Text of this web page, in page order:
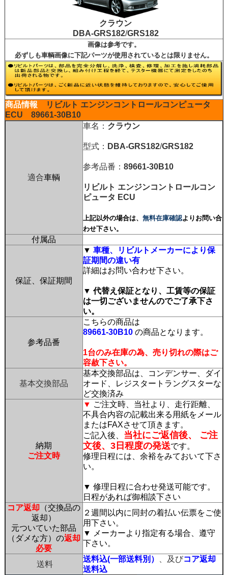
クラウン
DBA-GRS182/GRS182
画像は参考です。
必ずしも車輌画像に下記パーツが使用されているとは限りません。
商品情報
リビルト エンジンコントロールコンピュータ
ECU
89661-30B10
適合車輌
車名： クラウン
型式： DBA-GRS182/GRS182
参考品番： 89661-30B10
リビルト エンジンコントロールコン
ピュータ ECU
上記以外の場合は、 無料在庫確認よりお問い合
わせ下さい。
付属品
保証、保証期間
▼ 車種、リビルトメーカーにより保
証期間の違い有
詳細はお問い合わせ下さい。
▼ 代替え保証となり、工賃等の保証
は一切ございませんのでご了承下さ
い。
参考品番
こちらの商品は
89661-30B10の商品となります。
1台のみ在庫の為、売り切れの際はご
容赦下さい。
基本交換部品
基本交換部品は、コンデンサー、ダイ
オード、レジスタートラングスターな
ど交換済み
納期
ご注文時
▼ ご注文時、当社より、走行距離、
不具合内容の記載出来る用紙をメール
またはFAXさせて頂きます。
ご記入後、 当社にご返信後、 ご注
文後、3日程度の発送です。
修理日程には、余裕をみておいて下さ
い。
▼ 修理日程に合わせ発送可能です。
日程があれば御相談下さい
コア返却 （交換品の
返却）
元ついていた部品
（ダメな方）の返却
必要
２週間以内に同封の着払い伝票をご使
用下さい。
▼ メーカーより指定有る場合、遵守
下さい。
送料
送料込(一部送料別） 、及びコア返却
送料込